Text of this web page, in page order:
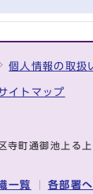
個人情報の取扱
イトマップ
町通御池上る
一覧 各部署